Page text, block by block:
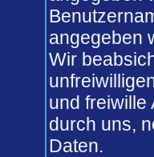
angegeben
Wir
und freiwille
durch uns,
Daten.